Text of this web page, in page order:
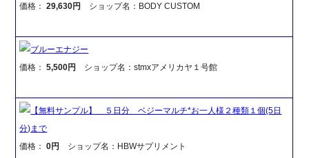
価格：29,630円 ショップ名：BODY CUSTOM
ブルーエナジー
価格：5,500円 ショップ名：stmxアメリカヤ１号館
【無料サンプル】 ５日分 ベジーマルチ*お一人様２種類１個(5日
分)まで
価格：0円
ショップ名：HBWサプリメント